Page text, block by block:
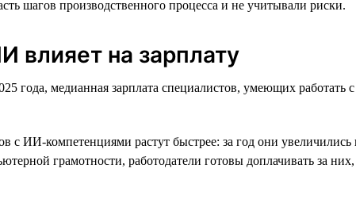
шагов производственного процесса и не учитывали риски.
влияет на зарплату
года, медианная зарплата специалистов, умеющих работать
с ИИ-компетенциями растут быстрее: за год они
грамотности, работодатели готовы доплачивать за